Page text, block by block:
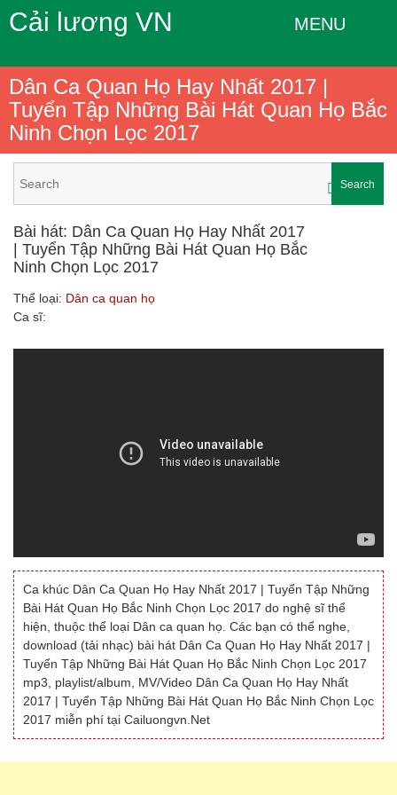
Cải lương VN MENU
Dân Ca Quan Họ Hay Nhất 2017 |
Tuyển Tập Những Bài Hát Quan Họ Bắc
Ninh Chọn Lọc 2017
Search
Bài hát: Dân Ca Quan Họ Hay Nhất 2017
| Tuyển Tập Những Bài Hát Quan Họ Bắc
Ninh Chọn Lọc 2017
Thể loại: Dân ca quan họ
Ca sĩ:
Ca khúc Dân Ca Quan Họ Hay Nhất 2017 | Tuyển Tập Những
Bài Hát Quan Họ Bắc Ninh Chọn Lọc 2017 do nghệ sĩ thể
hiện, thuộc thể loại Dân ca quan họ. Các bạn có thể nghe,
download (tải nhạc) bài hát Dân Ca Quan Họ Hay Nhất 2017 |
Tuyển Tập Những Bài Hát Quan Họ Bắc Ninh Chọn Lọc 2017
mp3, playlist/album, MV/Video Dân Ca Quan Họ Hay Nhất
2017 | Tuyển Tập Những Bài Hát Quan Họ Bắc Ninh Chọn Lọc
2017 miễn phí tại Cailuongvn.Net